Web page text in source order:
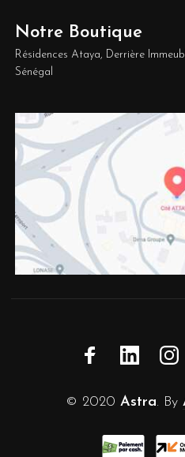
Notre Boutique
Résidences Ataya, Derrière
Sénégal
© 2020 Astra. By